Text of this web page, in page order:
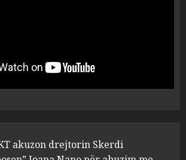
“bosen” Joana Nano për
abuzim me fondet publike dhe
pasuri të pajustifikuar
Apolonia- Gramshi, nis
akuzon drejtorin Skerdi